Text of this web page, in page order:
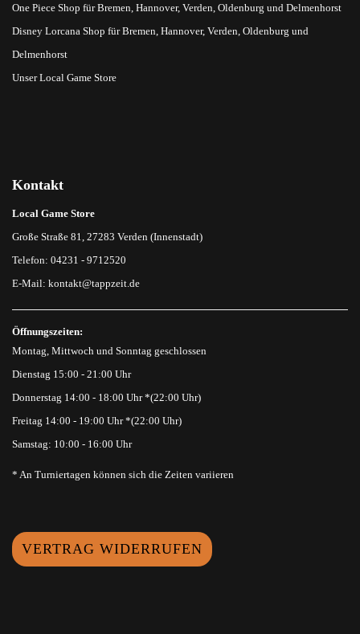
One Piece Shop für Bremen, Hannover, Verden, Oldenburg und Delmenhorst
Disney Lorcana Shop für Bremen, Hannover, Verden, Oldenburg und
Delmenhorst
Unser Local Game Store
Kontakt
Local Game Store
Große Straße 81, 27283 Verden (Innenstadt)
Telefon: 04231 - 9712520
E-Mail: kontakt@tappzeit.de
Öffnungszeiten:
Montag, Mittwoch und Sonntag geschlossen
Dienstag 15:00 - 21:00 Uhr
Donnerstag 14:00 - 18:00 Uhr *(22:00 Uhr)
Freitag 14:00 - 19:00 Uhr *(22:00 Uhr)
Samstag: 10:00 - 16:00 Uhr
* An Turniertagen können sich die Zeiten variieren
VERTRAG WIDERRUFEN